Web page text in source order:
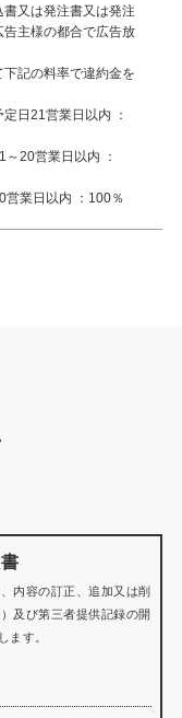
又は発注書又は発注
告主様の都合で広告放
記の料率で違約金を
日21営業日以内 ：
20営業日以内 ：
業日以内 ：100％
内容の訂正、追加又は削
及び第三者提供記録の開
ます。